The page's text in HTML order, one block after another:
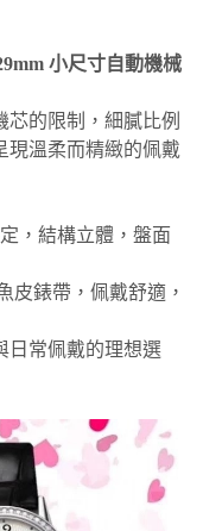
小尺寸自動機械
的限制，細膩比例
現溫柔而精緻的佩戴
，結構立體，盤面
皮錶帶，佩戴舒適，
日常佩戴的理想選